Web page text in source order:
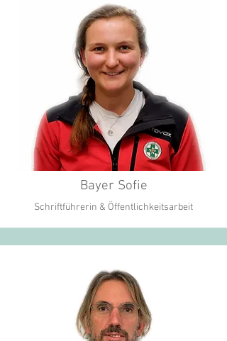
Bayer Sofie
Schriftführerin & Öffentlichkeitsarbeit